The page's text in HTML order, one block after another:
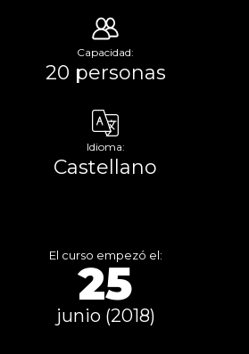
Capacidad:
20 personas
Idioma:
Castellano
El curso empezó el:
25
junio (2018)